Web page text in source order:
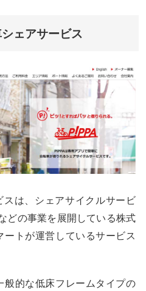
ェアサービス
は、シェアサイクルサービ
どの事業を展開している株式
トが運営しているサービス
般的な低床フレームタイプの